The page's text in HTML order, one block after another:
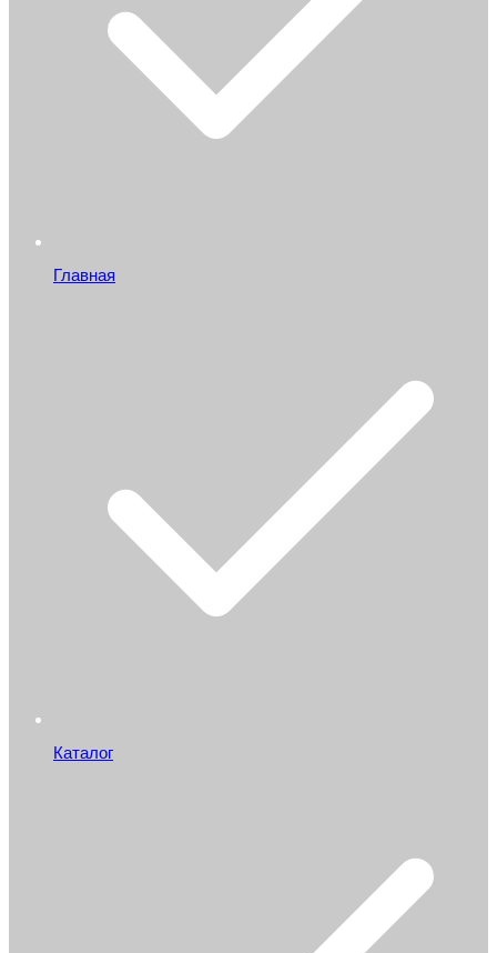
Главная
Каталог